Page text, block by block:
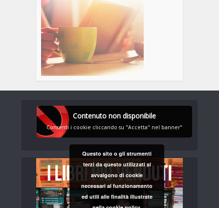
Contenuto non disponibile
Consenti i cookie cliccando su "Accetta" nel banner"
Questo sito o gli strumenti
terzi da questo utilizzati si
avvalgono di cookie
necessari al funzionamento
ed utili alle finalità illustrate